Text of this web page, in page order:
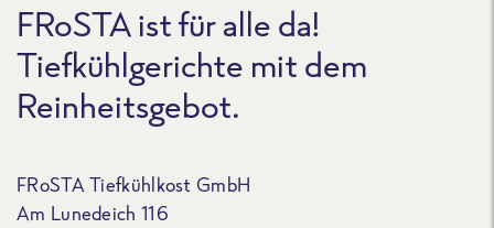
FRoSTA ist für alle da!
Tiefkühlgerichte mit dem
Reinheitsgebot.
FRoSTA Tiefkühlkost GmbH
Am Lunedeich 116